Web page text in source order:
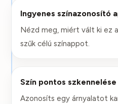
Ingyenes színazonosító
Nézd meg, miért vált ki ez
szűk célú színappot.
Szín pontos
Azonosíts egy árnyalatot